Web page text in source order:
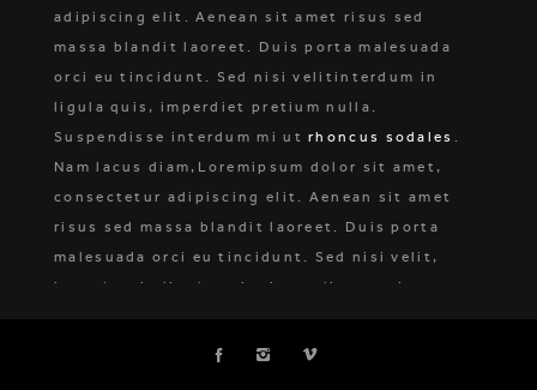
adipiscing elit. Aenean sit amet risus sed
massa blandit laoreet. Duis porta malesuada
orci eu tincidunt. Sed nisi velitinterdum in
ligula quis, imperdiet pretium nulla.
Suspendisse interdum mi utrhoncus sodales .
Nam lacus diam,Loremipsum dolor sit amet,
consectetur adipiscing elit. Aenean sit amet
risus sed massa blandit laoreet. Duis porta
malesuada orci eu tincidunt. Sed nisi velit,
interdum in ligula quis, imperdiet pretium